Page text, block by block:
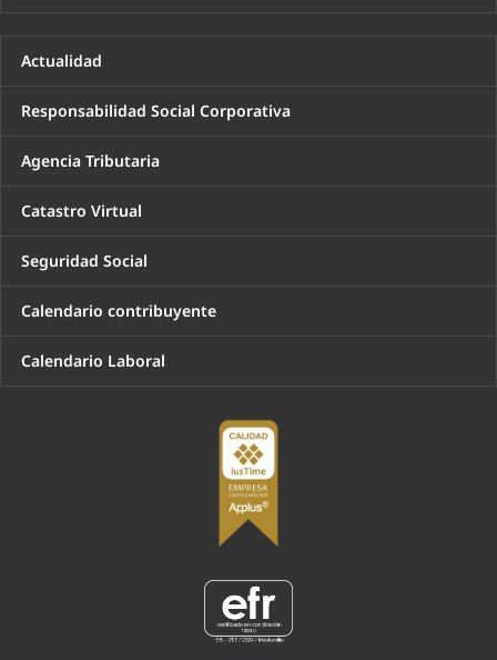
Actualidad
Responsabilidad Social Corporativa
Agencia Tributaria
Catastro Virtual
Seguridad Social
Calendario contribuyente
Calendario Laboral